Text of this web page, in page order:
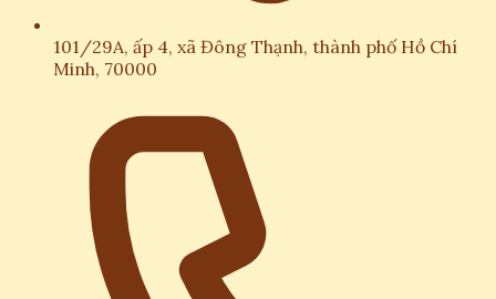
101/29A, ấp 4, xã Đông Thạnh, thành phố Hồ Chí
Minh, 70000